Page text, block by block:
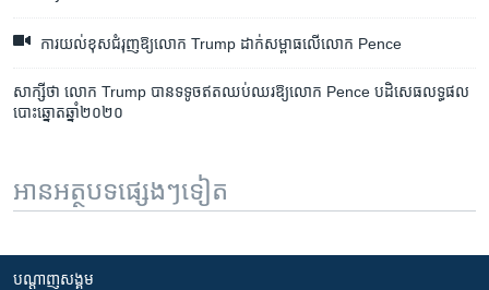
ការ​យល់​ខុស​ជំរុញ​ឱ្យ​លោក Trump ដាក់​សម្ពាធ​លើ​លោក Pence
សាក្សី​ថា​ លោក​ Trump ​បាន​ទទូច​ឥត​ឈប់ឈរ​ឱ្យ​លោក​ Pence ​បដិសេធ​លទ្ធផល​
បោះឆ្នោត​ឆ្នាំ​២០២០​
អានអត្ថបទផ្សេងៗទៀត
បណ្តាញ​សង្គម